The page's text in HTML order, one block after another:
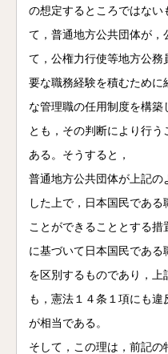
の想定するところではない
て，普通地方公共団体が，
て，公権力行使等地方公
要な職務経験を積むために
な管理職の任用制度を構築
とも，その判断により行
ある。そうすると，
普通地方公共団体が上記
した上で，日本国民であ
ことができることとする
に基づいて日本国民である
を区別するものであり，
も，憲法１４条１項にも
が相当である。
そして，この理は，前記の